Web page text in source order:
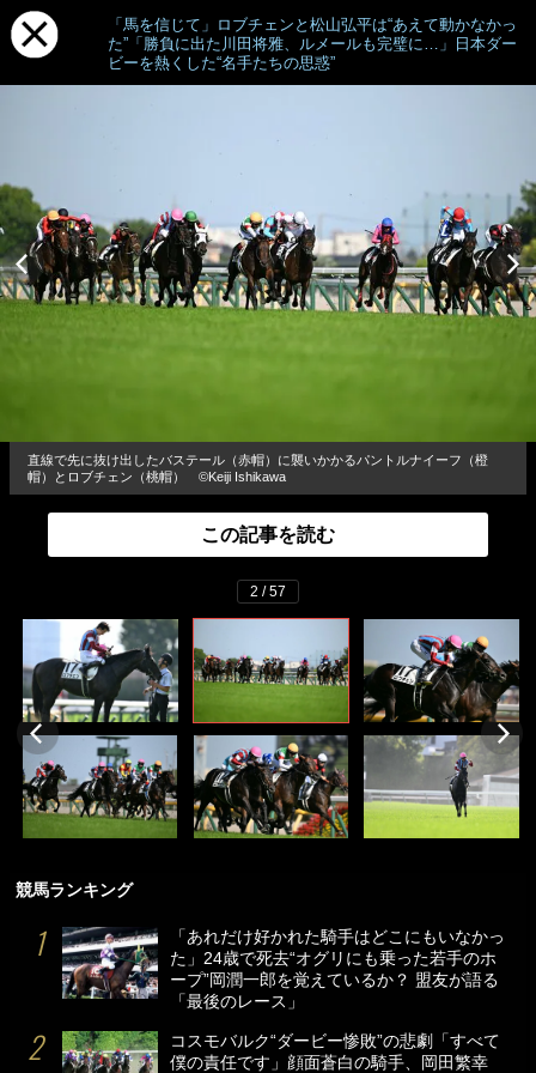
「馬を信じて」ロブチェンと松山弘平は“あえて動かなかっ
た”「勝負に出た川田将雅、ルメールも完璧に…」日本ダー
ビーを熱くした“名手たちの思惑”
直線で先に抜け出したバステール（赤帽）に襲いかかるパントルナイーフ（橙
帽）とロブチェン（桃帽） ©Keiji Ishikawa
この記事を読む
2 / 57
競馬ランキング
「あれだけ好かれた騎手はどこにもいなかっ
た」24歳で死去“オグリにも乗った若手のホ
ープ”岡潤一郎を覚えているか？ 盟友が語る
「最後のレース」
コスモバルク“ダービー惨敗”の悲劇「すべて
僕の責任です」顔面蒼白の騎手、岡田繁幸